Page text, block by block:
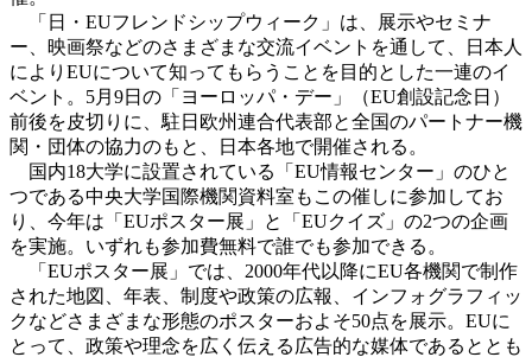
「日・EUフレンドシップウィーク」は、展示やセミナ
ー、映画祭などのさまざまな交流イベントを通して、日本人
によりEUについて知ってもらうことを目的とした一連のイ
ベント。5月9日の「ヨーロッパ・デー」（EU創設記念日）
前後を皮切りに、駐日欧州連合代表部と全国のパートナー機
関・団体の協力のもと、日本各地で開催される。
国内18大学に設置されている「EU情報センター」のひと
つである中央大学国際機関資料室もこの催しに参加してお
り、今年は「EUポスター展」と「EUクイズ」の2つの企画
を実施。いずれも参加費無料で誰でも参加できる。
「EUポスター展」では、2000年代以降にEU各機関で制作
された地図、年表、制度や政策の広報、インフォグラフィッ
クなどさまざまな形態のポスターおよそ50点を展示。EUに
とって、政策や理念を広く伝える広告的な媒体であるととも